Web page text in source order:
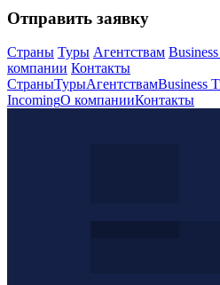
Отправить заявку
Страны Туры Агентствам
компании Контакты
СтраныТурыАгентствамBusiness
IncomingО компанииКонтакты